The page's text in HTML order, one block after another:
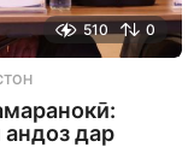
510 0
дар